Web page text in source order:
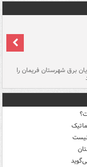
برق شهرستان فریمان را